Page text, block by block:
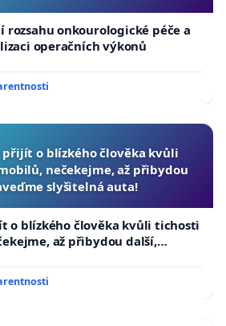
rozsahu onkourologické péče a
operačních výkonů
přijít o blízkého člověka kvůli
nečekejme, až přibydou
slyšitelná auta!
o blízkého člověka kvůli tichosti
až přibydou další,